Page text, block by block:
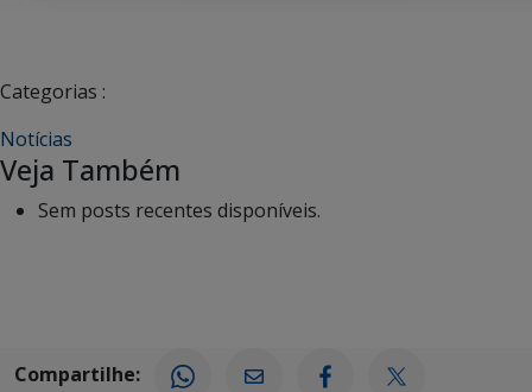
Categorias :
Notícias
Veja Também
Sem posts recentes disponíveis.
Compartilhe: